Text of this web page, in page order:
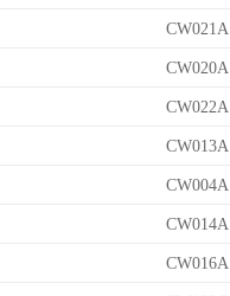
CW021A
CW020A
CW022A
CW013A
CW004A
CW014A
CW016A